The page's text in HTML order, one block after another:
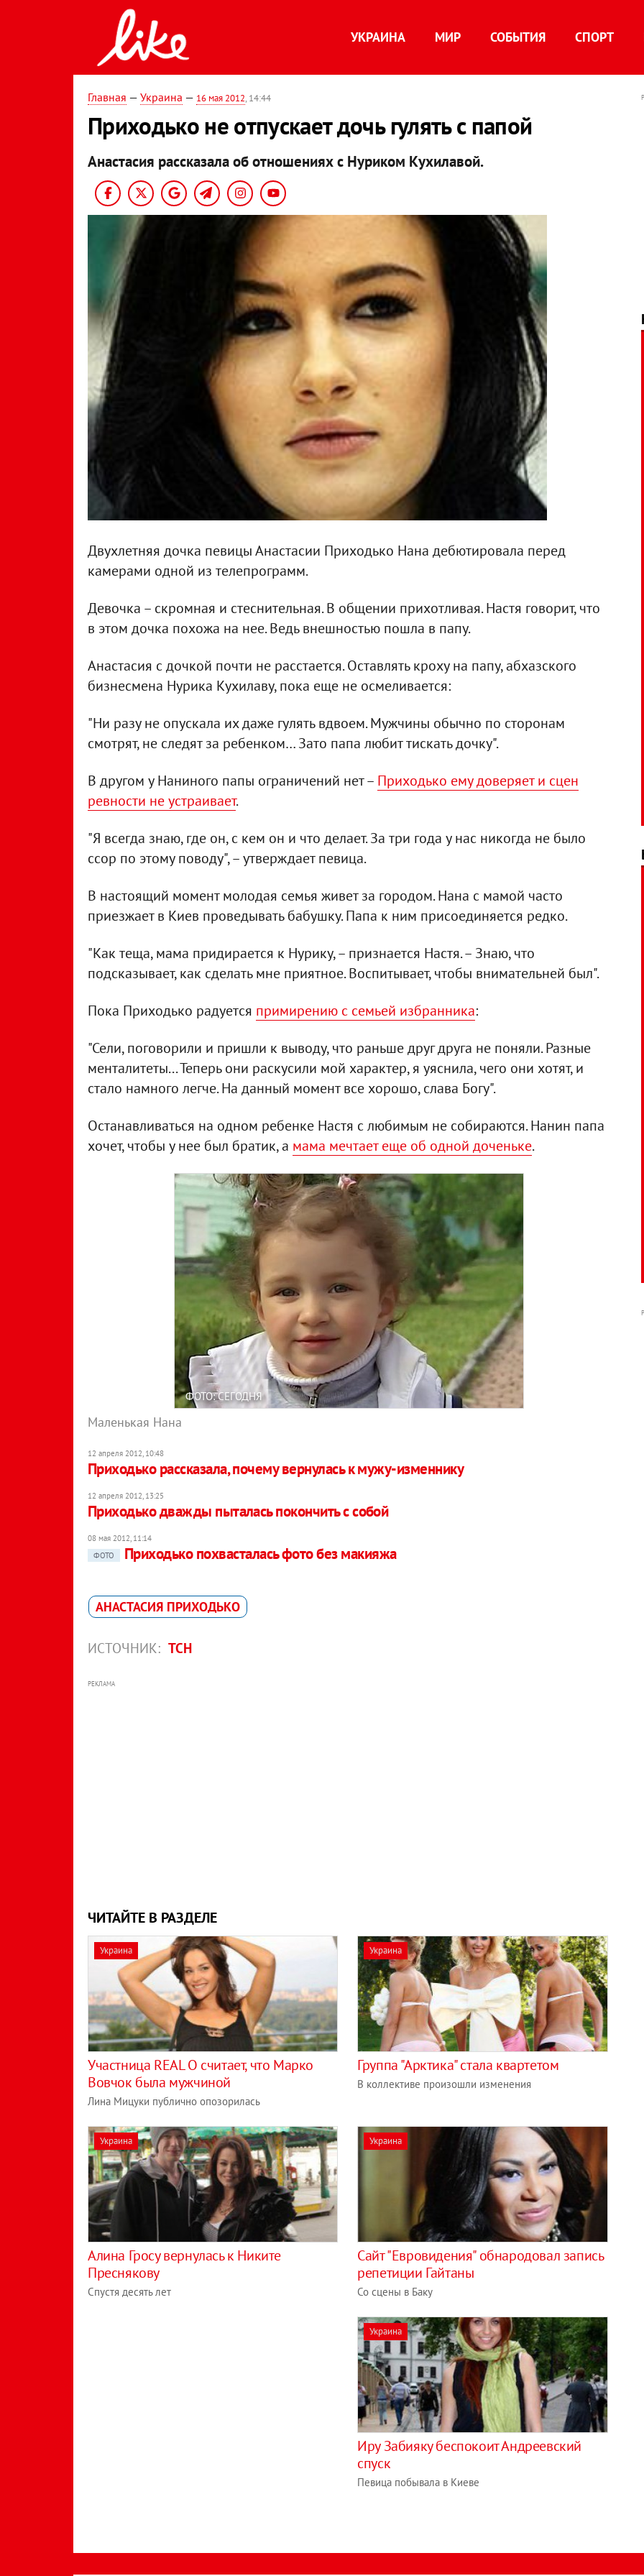
УКРАИНА МИР СОБЫТИЯ СПОРТ
Главная — Украина — 16 мая 2012, 14:44
Приходько не отпускает дочь гулять с папой
Анастасия рассказала об отношениях с Нуриком Кухилавой.
Двухлетняя дочка певицы Анастасии Приходько Нана дебютировала перед
камерами одной из телепрограмм.
Девочка – скромная и стеснительная. В общении прихотливая. Настя говорит, что
в этом дочка похожа на нее. Ведь внешностью пошла в папу.
Анастасия с дочкой почти не расстается. Оставлять кроху на папу, абхазского
бизнесмена Нурика Кухилаву, пока еще не осмеливается:
"Ни разу не опускала их даже гулять вдвоем. Мужчины обычно по сторонам
смотрят, не следят за ребенком… Зато папа любит тискать дочку".
В другом у Наниного папы ограничений нет – Приходько ему доверяет и сцен
ревности не устраивает.
"Я всегда знаю, где он, с кем он и что делает. За три года у нас никогда не было
ссор по этому поводу", – утверждает певица.
В настоящий момент молодая семья живет за городом. Нана с мамой часто
приезжает в Киев проведывать бабушку. Папа к ним присоединяется редко.
"Как теща, мама придирается к Нурику, – признается Настя. – Знаю, что
подсказывает, как сделать мне приятное. Воспитывает, чтобы внимательней был".
Пока Приходько радуется примирению с семьей избранника:
"Сели, поговорили и пришли к выводу, что раньше друг друга не поняли. Разные
менталитеты... Теперь они раскусили мой характер, я уяснила, чего они хотят, и
стало намного легче. На данный момент все хорошо, слава Богу".
Останавливаться на одном ребенке Настя с любимым не собираются. Нанин папа
хочет, чтобы у нее был братик, а мама мечтает еще об одной доченьке.
ФОТО: СЕГОДНЯ
Маленькая Нана
12 апреля 2012, 10:48
Приходько рассказала, почему вернулась к мужу-изменнику
12 апреля 2012, 13:25
Приходько дважды пыталась покончить с собой
08 мая 2012, 11:14
ФОТО
Приходько похвасталась фото без макияжа
АНАСТАСИЯ ПРИХОДЬКО
ИСТОЧНИК: ТСН
РЕКЛАМА
ЧИТАЙТЕ В РАЗДЕЛЕ
Украина
Участница REAL O считает, что Марко
Вовчок была мужчиной
Лина Мицуки публично опозорилась
Украина
Группа "Арктика" стала квартетом
В коллективе произошли изменения
Украина
Алина Гросу вернулась к Никите
Преснякову
Спустя десять лет
Украина
Сайт "Евровидения" обнародовал запись
репетиции Гайтаны
Со сцены в Баку
Украина
Иру Забияку беспокоит Андреевский
спуск
Певица побывала в Киеве